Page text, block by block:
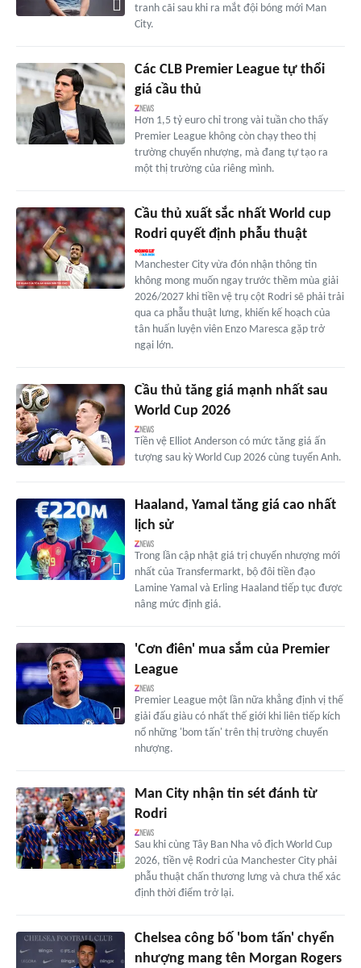
tranh cãi sau khi ra mắt đội bóng mới Man
City.
Các CLB Premier League tự thổi
giá cầu thủ
Hơn 1,5 tỷ euro chỉ trong vài tuần cho thấy
Premier League không còn chạy theo thị
trường chuyển nhượng, mà đang tự tạo ra
một thị trường của riêng mình.
Cầu thủ xuất sắc nhất World cup
Rodri quyết định phẫu thuật
Manchester City vừa đón nhận thông tin
không mong muốn ngay trước thềm mùa giải
2026/2027 khi tiền vệ trụ cột Rodri sẽ phải trải
qua ca phẫu thuật lưng, khiến kế hoạch của
tân huấn luyện viên Enzo Maresca gặp trở
ngại lớn.
Cầu thủ tăng giá mạnh nhất sau
World Cup 2026
Tiền vệ Elliot Anderson có mức tăng giá ấn
tượng sau kỳ World Cup 2026 cùng tuyển Anh.
Haaland, Yamal tăng giá cao nhất
lịch sử
Trong lần cập nhật giá trị chuyển nhượng mới
nhất của Transfermarkt, bộ đôi tiền đạo
Lamine Yamal và Erling Haaland tiếp tục được
nâng mức định giá.
'Cơn điên' mua sắm của Premier
League
Premier League một lần nữa khẳng định vị thế
giải đấu giàu có nhất thế giới khi liên tiếp kích
nổ những 'bom tấn' trên thị trường chuyển
nhượng.
Man City nhận tin sét đánh từ
Rodri
Sau khi cùng Tây Ban Nha vô địch World Cup
2026, tiền vệ Rodri của Manchester City phải
phẫu thuật chấn thương lưng và chưa thể xác
định thời điểm trở lại.
Chelsea công bố 'bom tấn' chyển
nhượng mang tên Morgan Rogers